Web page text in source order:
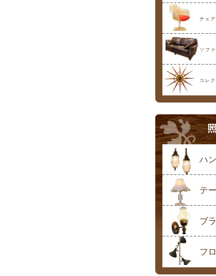
チェ
ソフ
コレ
ハ
テ
ブ
フ